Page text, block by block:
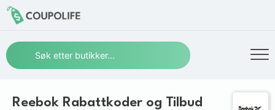
Reebok Rabattkoder og Tilbud